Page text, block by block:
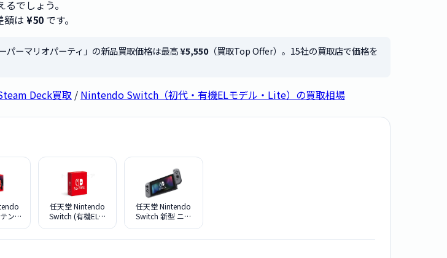
でしょう。
額は ¥50 です。
ーマリオパーティ」の新品買取価格は最高¥5,550（買取Top Offer）。15社の買取店で価格を
Deck買取 / Nintendo Switch（初代・有機ELモデル・Lite）の買取相場
ンド
任天堂 Nintendo
Switch (有機ELモ
任天堂 Nintendo
Switch 新型 ニン